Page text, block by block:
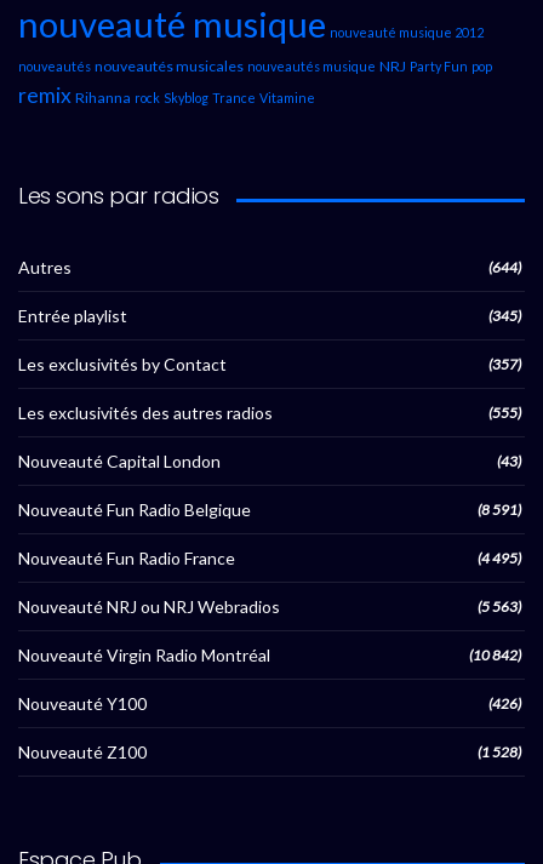
nouveauté musique nouveauté musique 2012
nouveautés nouveautés musicales nouveautés musique NRJ Party Fun pop
remix Rihanna rock Skyblog Trance Vitamine
Les sons par radios
Autres (644)
Entrée playlist (345)
Les exclusivités by Contact (357)
Les exclusivités des autres radios (555)
Nouveauté Capital London (43)
Nouveauté Fun Radio Belgique (8 591)
Nouveauté Fun Radio France (4 495)
Nouveauté NRJ ou NRJ Webradios (5 563)
Nouveauté Virgin Radio Montréal (10 842)
Nouveauté Y100 (426)
Nouveauté Z100 (1 528)